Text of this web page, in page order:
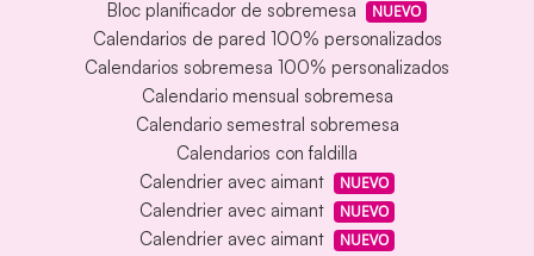
Bloc planificador de sobremesa
NUEVO
Calendarios de pared 100% personalizados
Calendarios sobremesa 100% personalizados
Calendario mensual sobremesa
Calendario semestral sobremesa
Calendarios con faldilla
Calendrier avec aimant
NUEVO
Calendrier avec aimant NUEVO
Calendrier avec aimant NUEVO